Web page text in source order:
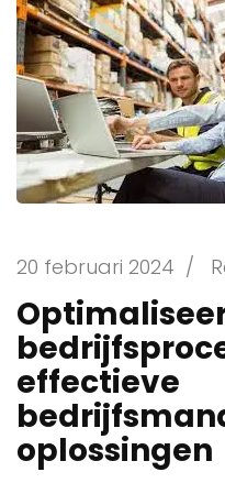
20 februari 2024 /
effectieve
oplossingen